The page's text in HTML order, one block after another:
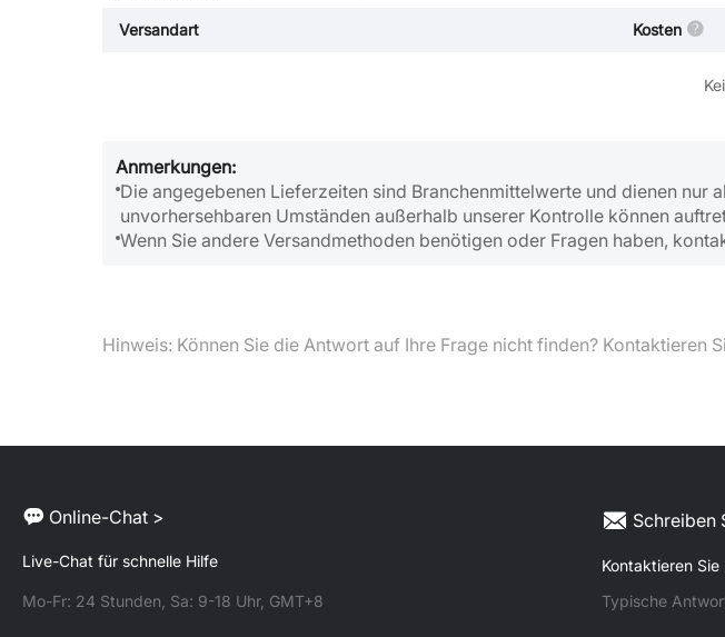
Versandart Kosten
Anmerkungen:
Die angegebenen Lieferzeiten sind Branchenmittelwerte und dienen
unvorhersehbaren Umständen außerhalb unserer Kontrolle können
Wenn Sie andere Versandmethoden benötigen oder Fragen haben,
Hinweis: Können Sie die Antwort auf Ihre Frage nicht finden? Kontaktieren
Online-Chat >
Live-Chat für schnelle Hilfe
Mo-Fr: 24 Stunden, Sa: 9-18 Uhr, GMT+8
Schreiben
Kontaktieren
Typische